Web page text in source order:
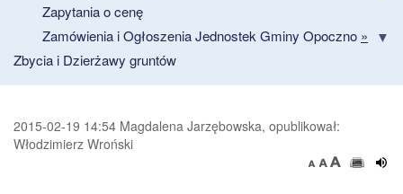
Zapytania o cenę
Zamówienia i Ogłoszenia Jednostek Gminy Opoczno »
Zbycia i Dzierżawy gruntów
2015-02-19 14:54 Magdalena Jarzębowska, opublikował:
Włodzimierz Wroński